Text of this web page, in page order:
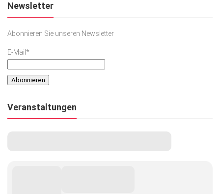
Newsletter
Abonnieren Sie unseren Newsletter
E-Mail*
Veranstaltungen